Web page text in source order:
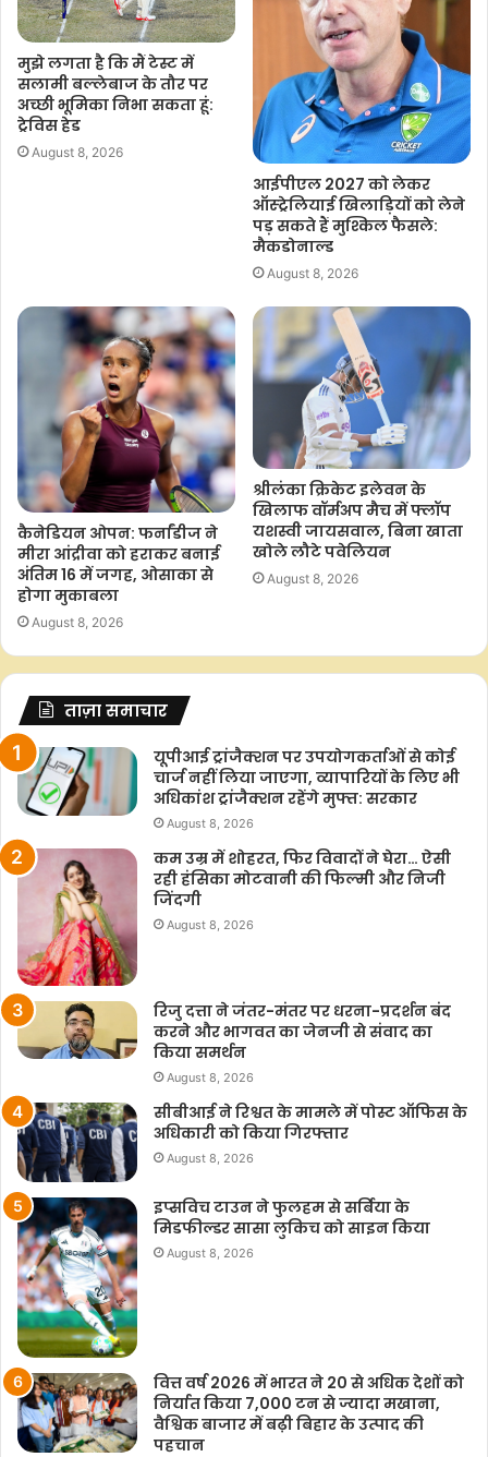
F
a
c
e
b
o
W
h
a
t
A
T
w
i
t
C
o
p
y
S
h
मुझे लगता है कि मैं टेस्ट में
सलामी बल्लेबाज के तौर पर
अच्छी भूमिका निभा सकता हूं:
ट्रेविस हेड
August 8, 2026
आईपीएल 2027 को लेकर
ऑस्ट्रेलियाई खिलाड़ियों को लेने
पड़ सकते हैं मुश्किल फैसले:
मैकडोनाल्ड
August 8, 2026
कैनेडियन ओपन: फर्नांडीज ने
मीरा आंद्रीवा को हराकर बनाई
अंतिम 16 में जगह, ओसाका से
होगा मुकाबला
August 8, 2026
श्रीलंका क्रिकेट इलेवन के
खिलाफ वॉर्मअप मैच में फ्लॉप
यशस्वी जायसवाल, बिना खाता
खोले लौटे पवेलियन
August 8, 2026
ताज़ा समाचार
यूपीआई ट्रांजैक्शन पर उपयोगकर्ताओं से कोई
चार्ज नहीं लिया जाएगा, व्यापारियों के लिए भी
अधिकांश ट्रांजैक्शन रहेंगे मुफ्त: सरकार
August 8, 2026
कम उम्र में शोहरत, फिर विवादों ने घेरा… ऐसी
रही हंसिका मोटवानी की फिल्मी और निजी
जिंदगी
August 8, 2026
रिजु दत्ता ने जंतर-मंतर पर धरना-प्रदर्शन बंद
करने और भागवत का जेनजी से संवाद का
किया समर्थन
August 8, 2026
सीबीआई ने रिश्वत के मामले में पोस्ट ऑफिस के
अधिकारी को किया गिरफ्तार
August 8, 2026
इप्सविच टाउन ने फुलहम से सर्बिया के
मिडफील्डर सासा लुकिच को साइन किया
August 8, 2026
वित्त वर्ष 2026 में भारत ने 20 से अधिक देशों को
निर्यात किया 7,000 टन से ज्यादा मखाना,
वैश्विक बाजार में बढ़ी बिहार के उत्पाद की
पहचान